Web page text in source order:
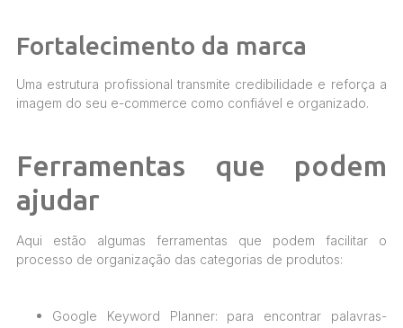
Fortalecimento da marca
Uma estrutura profissional transmite credibilidade e reforça a
imagem do seu e-commerce como confiável e organizado.
Ferramentas que podem
ajudar
Aqui estão algumas ferramentas que podem facilitar o
processo de organização das categorias de produtos:
Google Keyword Planner: para encontrar palavras-